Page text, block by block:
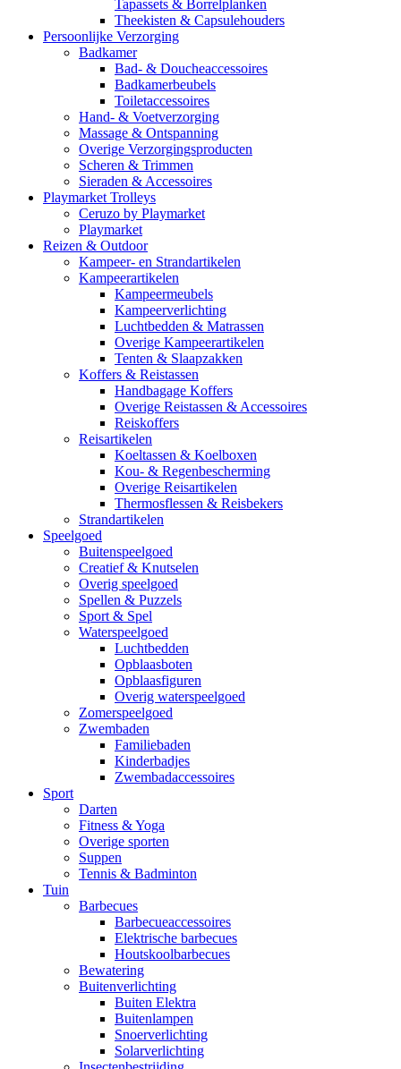
Tapassets & Borrelplanken
Theekisten & Capsulehouders
Persoonlijke Verzorging
Badkamer
Bad- & Doucheaccessoires
Badkamerbeubels
Toiletaccessoires
Hand- & Voetverzorging
Massage & Ontspanning
Overige Verzorgingsproducten
Scheren & Trimmen
Sieraden & Accessoires
Playmarket Trolleys
Ceruzo by Playmarket
Playmarket
Reizen & Outdoor
Kampeer- en Strandartikelen
Kampeerartikelen
Kampeermeubels
Kampeerverlichting
Luchtbedden & Matrassen
Overige Kampeerartikelen
Tenten & Slaapzakken
Koffers & Reistassen
Handbagage Koffers
Overige Reistassen & Accessoires
Reiskoffers
Reisartikelen
Koeltassen & Koelboxen
Kou- & Regenbescherming
Overige Reisartikelen
Thermosflessen & Reisbekers
Strandartikelen
Speelgoed
Buitenspeelgoed
Creatief & Knutselen
Overig speelgoed
Spellen & Puzzels
Sport & Spel
Waterspeelgoed
Luchtbedden
Opblaasboten
Opblaasfiguren
Overig waterspeelgoed
Zomerspeelgoed
Zwembaden
Familiebaden
Kinderbadjes
Zwembadaccessoires
Sport
Darten
Fitness & Yoga
Overige sporten
Suppen
Tennis & Badminton
Tuin
Barbecues
Barbecueaccessoires
Elektrische barbecues
Houtskoolbarbecues
Bewatering
Buitenverlichting
Buiten Elektra
Buitenlampen
Snoerverlichting
Solarverlichting